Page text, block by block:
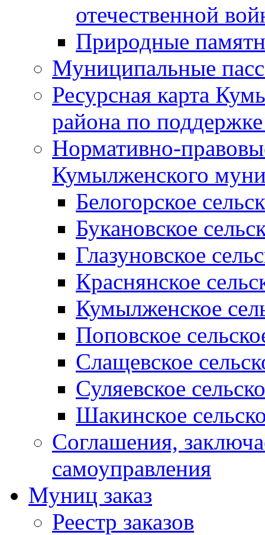
отечественной
Природные
Муниципальные
Ресурсная карта
района по
Нормативно-
Кумылженского
Белогорское
Букановское
Глазуновское
Краснянское
Кумылженское
Поповское
Слащевское
Суляевское
Шакинское
Соглашения,
самоуправления
Муниц заказ
Реестр заказов